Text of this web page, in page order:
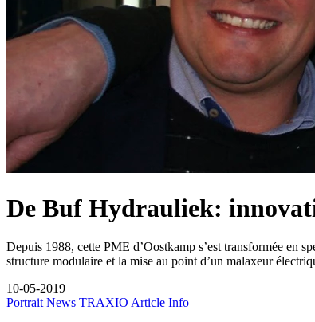
De Buf Hydrauliek:
Depuis 1988, cette PME d’Oostkamp s’est transformée en
structure modulaire et la mise au point d’un malaxeur
10-05-2019
Portrait News TRAXIO Article Info